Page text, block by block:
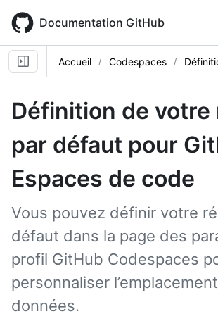
main
content
Documentation GitHub
Accueil Codespaces
Définition de votre
par défaut pour
Espaces de code
Vous pouvez définir votre
défaut dans la page des
profil GitHub Codespaces
personnaliser
données.